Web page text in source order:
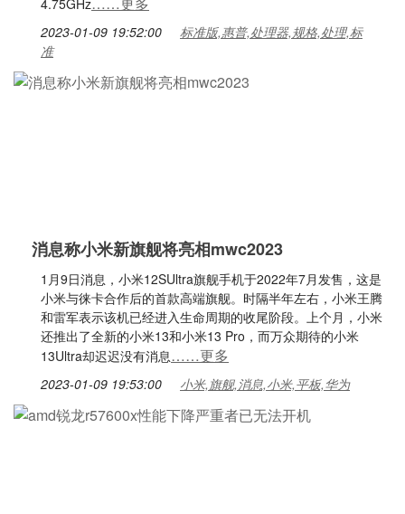
4.75GHz
2023-01-09 19:52:00
标准版,惠普,处理器,规格,处理,标
准
消息称小米新旗舰将亮相mwc2023
1月9日消息，小米12SUltra旗舰手机于2022年7月发售，这是
小米与徕卡合作后的首款高端旗舰。时隔半年左右，小米王腾
和雷军表示该机已经进入生命周期的收尾阶段。上个月，小米
还推出了全新的小米13和小米13 Pro，而万众期待的小米
13Ultra却迟迟没有消息……更多
2023-01-09 19:53:00 小米,旗舰,消息,小米,平板,华为